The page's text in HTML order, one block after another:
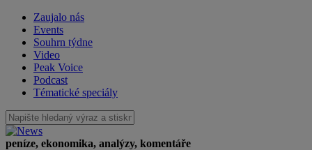
Zaujalo nás
Events
Souhrn týdne
Video
Peak Voice
Podcast
Tématické speciály
peníze, ekonomika, analýzy, komentáře